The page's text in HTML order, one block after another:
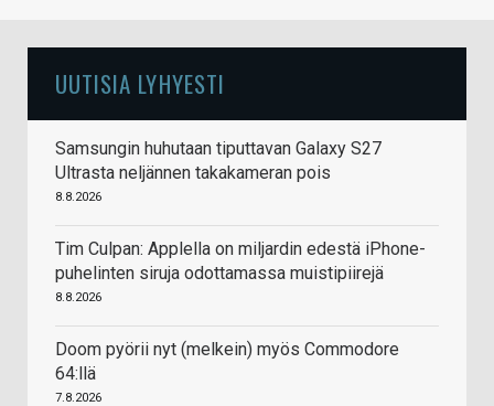
UUTISIA LYHYESTI
Samsungin huhutaan tiputtavan Galaxy S27
Ultrasta neljännen takakameran pois
8.8.2026
Tim Culpan: Applella on miljardin edestä iPhone-
puhelinten siruja odottamassa muistipiirejä
8.8.2026
Doom pyörii nyt (melkein) myös Commodore
64:llä
7.8.2026